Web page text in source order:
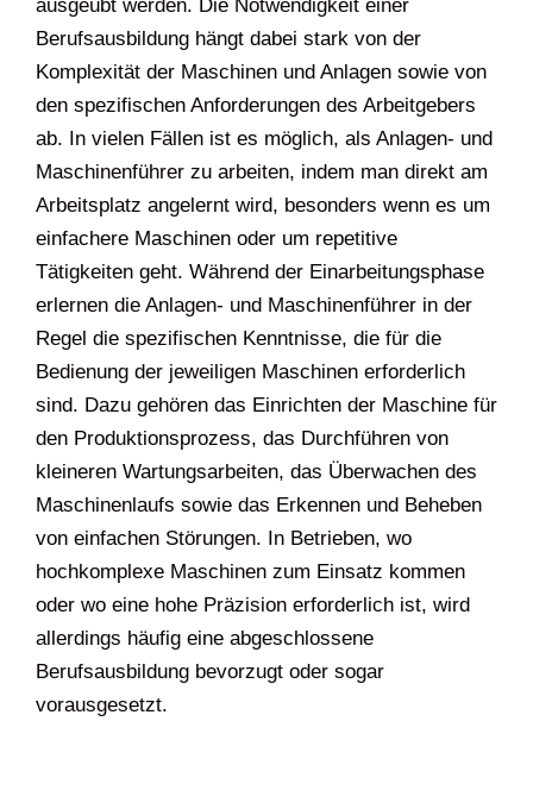
ausgeübt werden. Die Notwendigkeit einer
Berufsausbildung hängt dabei stark von der
Komplexität der Maschinen und Anlagen sowie von
den spezifischen Anforderungen des Arbeitgebers
ab. In vielen Fällen ist es möglich, als Anlagen- und
Maschinenführer zu arbeiten, indem man direkt am
Arbeitsplatz angelernt wird, besonders wenn es um
einfachere Maschinen oder um repetitive
Tätigkeiten geht. Während der Einarbeitungsphase
erlernen die Anlagen- und Maschinenführer in der
Regel die spezifischen Kenntnisse, die für die
Bedienung der jeweiligen Maschinen erforderlich
sind. Dazu gehören das Einrichten der Maschine für
den Produktionsprozess, das Durchführen von
kleineren Wartungsarbeiten, das Überwachen des
Maschinenlaufs sowie das Erkennen und Beheben
von einfachen Störungen. In Betrieben, wo
hochkomplexe Maschinen zum Einsatz kommen
oder wo eine hohe Präzision erforderlich ist, wird
allerdings häufig eine abgeschlossene
Berufsausbildung bevorzugt oder sogar
vorausgesetzt.